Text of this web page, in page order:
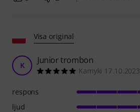
Visa original
K Junior trombon
Kamyki 17.10.2023
respons
ljud